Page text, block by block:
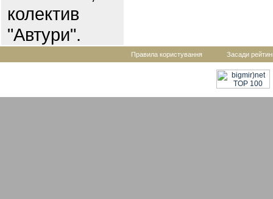
колектив
"Автури".
Правила користування Засади